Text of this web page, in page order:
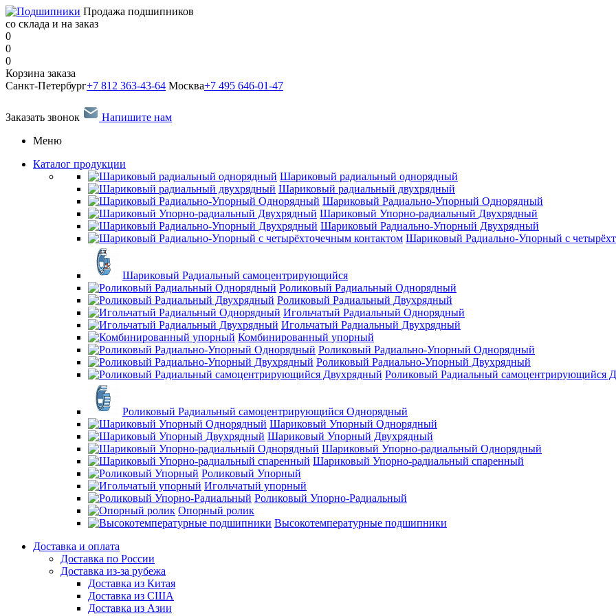
Продажа подшипников
со склада и на заказ
0
0
0
Корзина заказа
Санкт-Петербург+7 812 363-43-64 Москва+7 495 646-01-47
Заказать звонок
Напишите нам
Меню
Каталог продукции
Шариковый радиальный однорядный
Шариковый радиальный двухрядный
Шариковый Радиально-Упорный Однорядный
Шариковый Упорно-радиальный Двухрядный
Шариковый Радиально-Упорный Двухрядный
Шариковый Радиально-Упорный с
Шариковый Радиальный самоцентрирующийся
Роликовый Радиальный Однорядный
Роликовый Радиальный Двухрядный
Игольчатый Радиальный Однорядный
Игольчатый Радиальный Двухрядный
Комбинированный упорный
Роликовый Радиально-Упорный Однорядный
Роликовый Радиально-Упорный Двухрядный
Роликовый Радиальный самоцентрирующийся
Роликовый Радиальный самоцентрирующийся Однорядный
Шариковый Упорный Однорядный
Шариковый Упорный Двухрядный
Шариковый Упорно-радиальный Однорядный
Шариковый Упорно-радиальный спаренный
Роликовый Упорный
Игольчатый упорный
Роликовый Упорно-Радиальный
Опорный ролик
Высокотемпературные подшипники
Доставка и оплата
Доставка по России
Доставка из-за рубежа
Доставка из Китая
Доставка из США
Доставка из Азии